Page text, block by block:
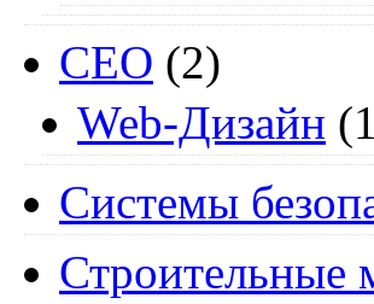
СЕО (2)
Web-Дизайн
Системы
Строительные